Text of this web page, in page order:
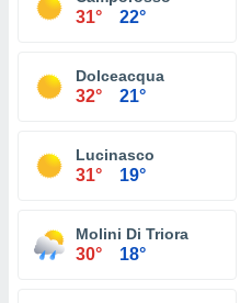
31° 22°
Dolceacqua
32° 21°
Lucinasco
31° 19°
Molini Di Triora
30° 18°